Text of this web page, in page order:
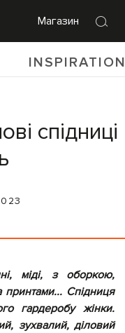
Магазин
спідниці
міді, з оборкою,
принтами... Спідниця
гардеробу жінки.
зухвалий, діловий